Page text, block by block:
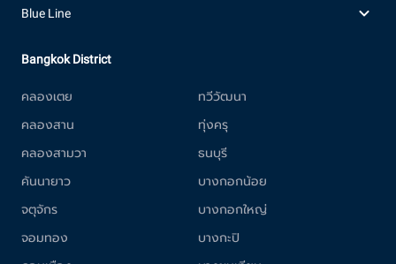
Blue Line
Bangkok District
คลองเตย
คลองสาน
คลองสามวา
คันนายาว
จตุจักร
จอมทอง
ทวีวัฒนา
ทุ่งครุ
ธนบุรี
บางกอกน้อย
บางกอกใหญ่
บางกะปิ